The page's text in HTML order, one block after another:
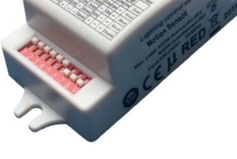
Sensor is de ideale oplossing